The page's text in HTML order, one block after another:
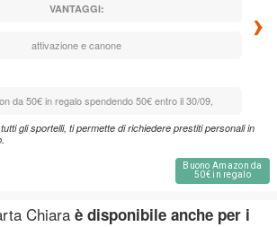
VANTAGGI:
attivazione e canone
da 50€ in regalo spendendo 50€ entro il 30/09,
gli sportelli, ti permette di richiedere prestiti personali in
›
Buono Amazon da
50€ in regalo
Chiara è disponibile anche per i